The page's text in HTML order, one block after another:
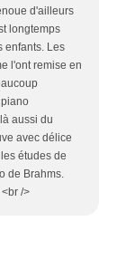
d'ailleurs
longtemps
enfants. Les
l'ont remise en
aussi du
avec délice
études de
de Brahms.
/>